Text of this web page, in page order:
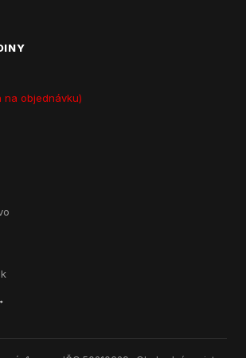
na objednávku)